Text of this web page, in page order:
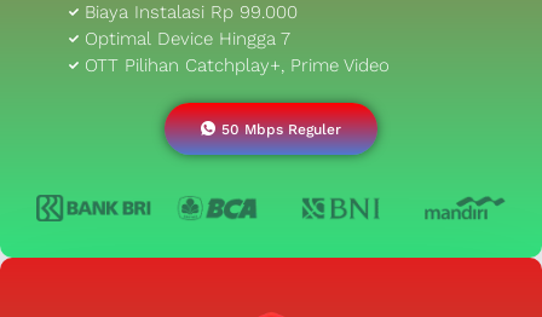
Biaya Instalasi Rp 99.000
Optimal Device Hingga 7
OTT Pilihan Catchplay+, Prime Video
50 Mbps Reguler